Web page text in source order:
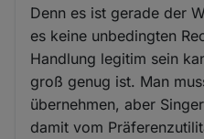
Denn es ist gerade der
es keine unbedingten
Handlung legitim sein
groß genug ist. Man
übernehmen, aber
damit vom